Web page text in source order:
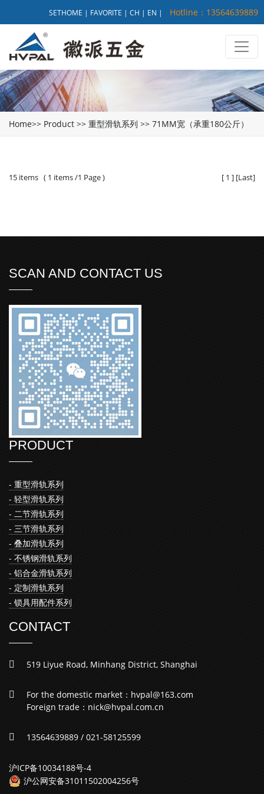
SETHOME | FAVORITE | CH | EN | Hotline：13564639889
Home>> Product >> 重型滑轨系列 >> 71MM宽（承重180公斤）
15 items ( 1 items /1 Page ) [ 1 ] [Last]
SCAN AND CONTACT US
PRODUCT
- 重型滑轨系列
- 轻型滑轨系列
- 二节滑轨系列
- 三节滑轨系列
- 叠加滑轨系列
- 不锈钢滑轨系列
- 铝合金滑轨系列
- 定制滑轨系列
- 锁具用配件系列
CONTACT
519 Liyue Road, Minhang District, Shanghai
For the domestic market：hvpal@163.com
Foreign trade：nick@hvpal.com.cn
13564639889 / 021-58125599
沪ICP备10034188号-4
沪公网安备31011502004256号